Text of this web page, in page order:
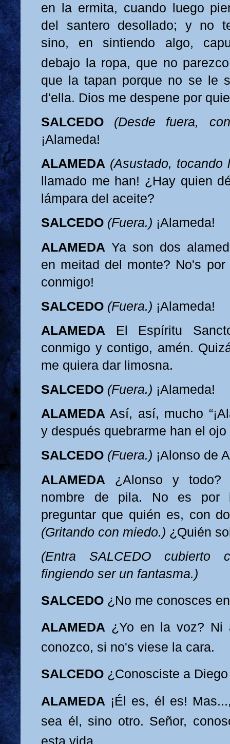
en la ermita, cuando luego pie
del santero desollado; y no
sino, en sintiendo algo,
debajo la ropa, que no
que la tapan porque no se le
d'ella. Dios me despene por
SALCEDO
(Desde fuera,
¡Alameda!
ALAMEDA (Asustado, tocando
llamado me han! ¿Hay quien
lámpara del aceite?
SALCEDO (Fuera.) ¡Alameda!
ALAMEDA Ya son dos
en meitad del monte? No's por
conmigo!
SALCEDO (Fuera.) ¡Alameda!
ALAMEDA El Espíritu
conmigo y contigo, amén.
me quiera dar limosna.
SALCEDO (Fuera.) ¡Alameda!
ALAMEDA Así, así, mucho
y después quebrarme han el
SALCEDO (Fuera.) ¡Alonso de
ALAMEDA ¿Alonso y
nombre de pila. No es por
preguntar que quién es, con
(Gritando con miedo.) ¿Quién
(Entra SALCEDO cubierto
fingiendo ser un fantasma.)
SALCEDO ¿No me conosces
ALAMEDA ¿Yo en la voz? Ni
conozco, si no's viese la cara.
SALCEDO ¿Conosciste a
ALAMEDA ¡Él es, él es!
sea él, sino otro. Señor,
esta vida.